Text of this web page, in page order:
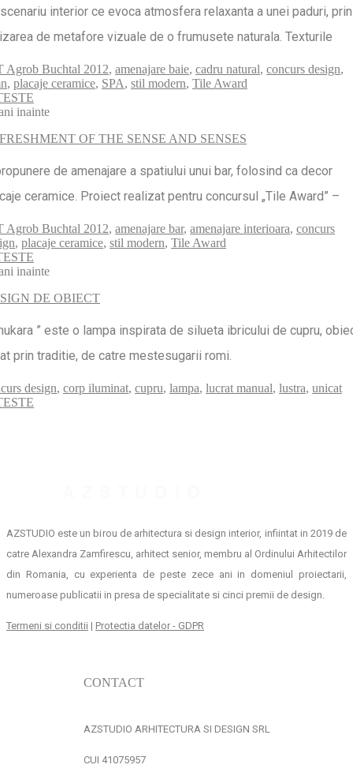
interior ce evoca atmosfera relaxanta a unei paduri, prin
de metafore vizuale de o frumusete naturala. Texturile
Agrob Buchtal 2012, amenajare baie, cadru natural, concurs design,
, placaje ceramice, SPA, stil modern, Tile Award
inainte
OF THE SENSE AND SENSES
de amenajare a spatiului unui bar, folosind ca decor
ceramice. Proiect realizat pentru concursul „Tile Award” –
Agrob Buchtal 2012, amenajare bar, amenajare interioara, concurs
, placaje ceramice, stil modern, Tile Award
inainte
DE OBIECT
” este o lampa inspirata de silueta ibricului de cupru,
prin traditie, de catre mestesugarii romi.
design, corp iluminat, cupru, lampa, lucrat manual, lustra, unicat
AZSTUDIO este un birou de arhitectura si design interior, infiintat in 2019 de
catre Alexandra Zamfirescu, arhitect senior, membru al Ordinului Arhitectilor
din Romania, cu experienta de peste zece ani in domeniul proiectarii,
numeroase publicatii in presa de specialitate si cinci premii de design.
Termeni si conditii | Protectia datelor - GDPR
CONTACT
AZSTUDIO ARHITECTURA SI DESIGN SRL
CUI 41075957